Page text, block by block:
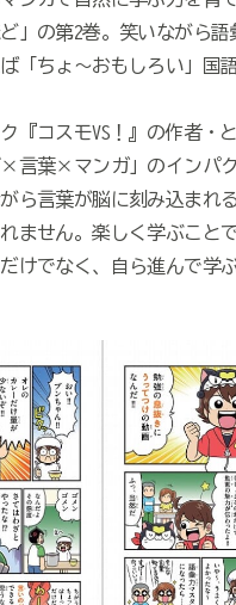
」の第2巻。笑いながら語
「ちょ～おもしろい」国
『コスモVS！』の作者・
言葉×マンガ」のインパ
ら言葉が脳に刻み込まれ
ません。楽しく学ぶこと
けでなく、自ら進んで学